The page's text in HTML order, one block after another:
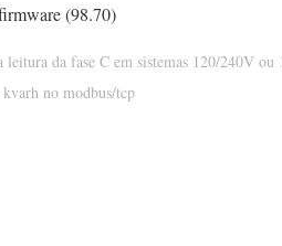
(98.70)
da fase C em sistemas 120/240V
no modbus/tcp